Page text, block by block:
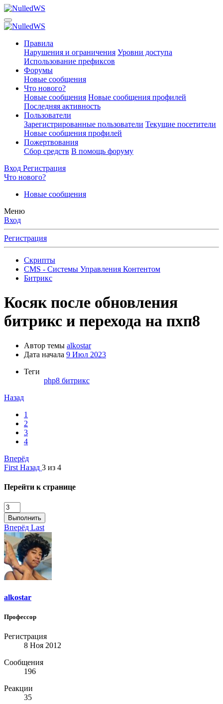
Правила
Нарушения и ограничения Уровни доступа
Использование префиксов
Форумы
Новые сообщения
Что нового?
Новые сообщения Новые сообщения профилей
Последняя активность
Пользователи
Зарегистрированные пользователи Текущие посетители
Новые сообщения профилей
Пожертвования
Сбор средств В помощь форуму
Вход Регистрация
Что нового?
Новые сообщения
Меню
Вход
Регистрация
Скрипты
CMS - Системы Управления Контентом
Битрикс
Косяк после обновления
битрикс и перехода на пхп8
Автор темы alkostar
Дата начала 9 Июл 2023
Теги
php8 битрикс
Назад
1
2
3
4
Вперёд
First Назад 3 из 4
Перейти к странице
Выполнить
Вперёд Last
alkostar
Профессор
Регистрация
8 Ноя 2012
Сообщения
196
Реакции
35